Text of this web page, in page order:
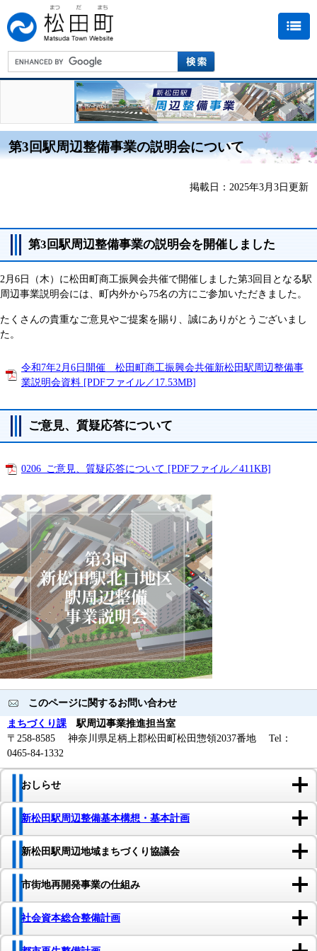
第3回駅周辺整備事業の説明会について
掲載日：2025年3月3日更新
第3回駅周辺整備事業の説明会を開催しました
2月6日（木）に松田町商工振興会共催で開催しました第3回目となる駅
周辺事業説明会には、町内外から75名の方にご参加いただきました。
たくさんの貴重なご意見やご提案を賜り、誠にありがとうございまし
た。
令和7年2月6日開催 松田町商工振興会共催新松田駅周辺整備事
業説明会資料 [PDFファイル／17.53MB]
ご意見、質疑応答について
0206_ご意見、質疑応答について [PDFファイル／411KB]
このページに関するお問い合わせ
まちづくり課 駅周辺事業推進担当室
〒258-8585 神奈川県足柄上郡松田町松田惣領2037番地 Tel：
0465-84-1332
おしらせ
新松田駅周辺整備基本構想・基本計画
新松田駅周辺地域まちづくり協議会
市街地再開発事業の仕組み
社会資本総合整備計画